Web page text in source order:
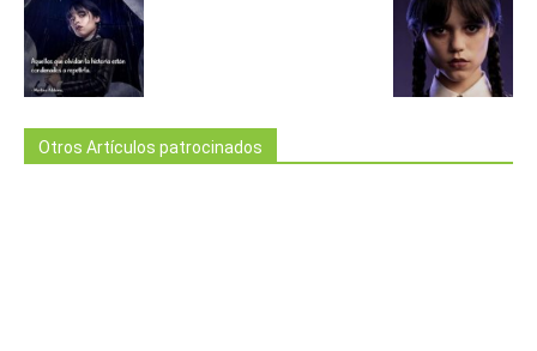
Otros Artículos patrocinados